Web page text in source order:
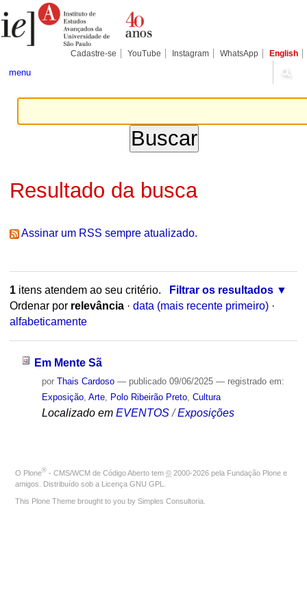
para
conteúdo.
Pessoais
Cadastre-se YouTube Instagram WhatsApp English
menu
Resultado da busca
Assinar um RSS sempre atualizado.
1itens atendem ao seu critério.
Filtrar os resultados
Ordenar por relevância · data (mais recente primeiro) ·
alfabeticamente
Em Mente Sã
por Thais Cardoso — publicado09/06/2025 — registrado em:
Exposição, Arte, Polo Ribeirão Preto, Cultura
Localizado em EVENTOS /Exposições
O Plone® - CMS/WCM de Código Aberto tem © 2000-2026 pela Fundação Plone e
amigos. Distribuído sob a Licença GNU GPL
This Plone Theme brought to you by Simples Consultoria